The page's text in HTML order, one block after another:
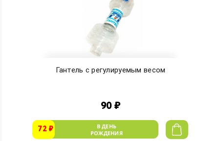
Гантель с регулируемым весом
90 ₽
72 ₽
В ДЕНЬ
РОЖДЕНИЯ